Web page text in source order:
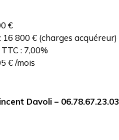
€
800 € (charges acquéreur)
: 7,00%
€ /mois
Davoli – 06.78.67.23.03